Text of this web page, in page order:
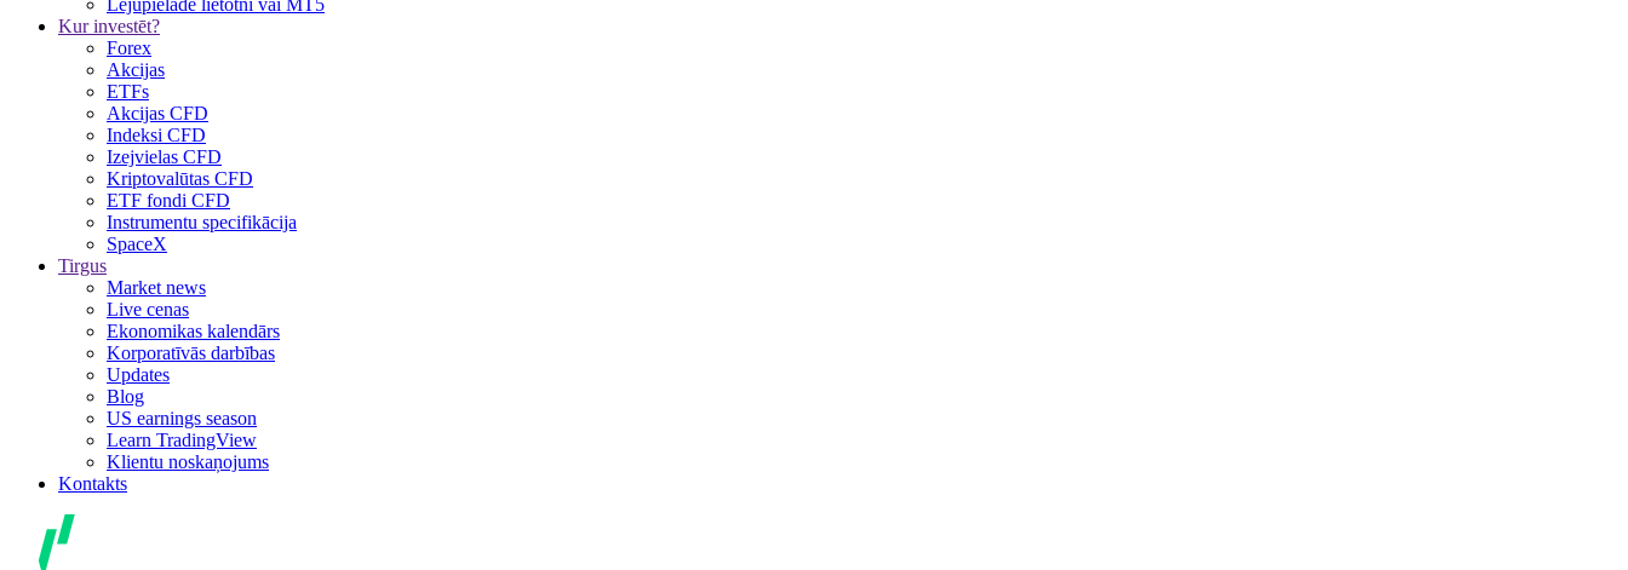
Kur investēt?
Forex
Akcijas
ETFs
Akcijas CFD
Indeksi CFD
Izejvielas CFD
Kriptovalūtas CFD
ETF fondi CFD
Instrumentu specifikācija
SpaceX
Tirgus
Market news
Live cenas
Ekonomikas kalendārs
Korporatīvās darbības
Updates
Blog
US earnings season
Learn TradingView
Klientu noskaņojums
Kontakts